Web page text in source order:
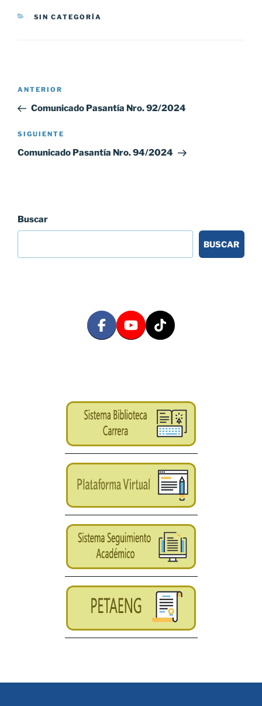
CATEGORÍAS
SIN CATEGORÍA
Navegación
entradas
Entrada
anterior:
ANTERIOR
Comunicado Pasantía Nro. 92/2024
Siguiente
entrada
SIGUIENTE
Comunicado Pasantía Nro. 94/2024
Buscar
BUSCAR